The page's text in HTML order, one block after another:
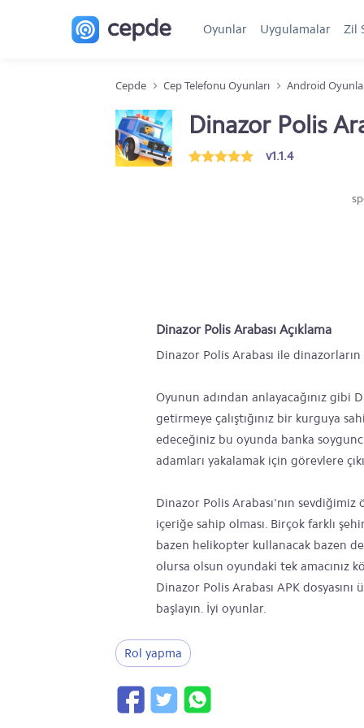
Oyunlar Uygulamalar Zil
Cepde Cep Telefonu Oyunları Android
Dinazor Polis
v1.1.4
Dinazor Polis Arabası Açıklama
Dinazor Polis Arabası ile
Oyunun adından anlayacağınız gibi
getirmeye çalıştığınız bir kurguya
edeceğiniz bu oyunda banka
adamları yakalamak için görevlere
Dinazor Polis Arabası'nın
içeriğe sahip olması. Birçok farklı
bazen helikopter kullanacak bazen de
olursa olsun oyundaki tek amacınız
Dinazor Polis Arabası APK
başlayın. İyi oyunlar.
Rol yapma